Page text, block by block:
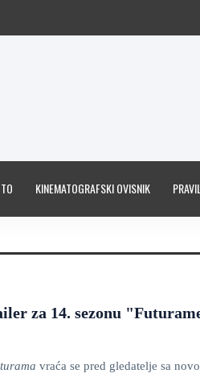
KINEMATOGRAFSKI OVISNIK
za 14. sezonu
vraća se pred gledatelje sa